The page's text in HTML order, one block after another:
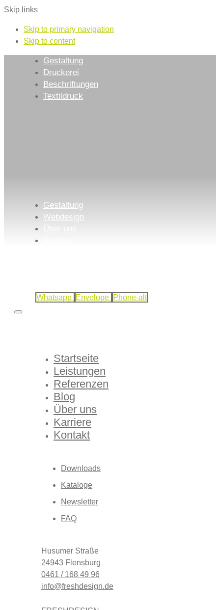
Skip links
Skip to primary navigation
Skip to content
Gestaltung
Druckerei
Beschriftungen
Textildruck
Gestaltung
Webdesign
Whatsapp Envelope Phone-alt
Startseite
Leistungen
Referenzen
Blog
Über uns
Karriere
Kontakt
Downloads
Kataloge
Newsletter
FAQ
Husumer Straße
24943 Flensburg
0461 / 168 49 96
info@freshdesign.de